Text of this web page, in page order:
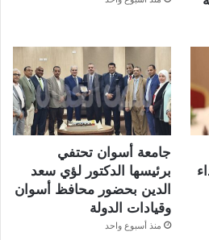
جامعة أسوان تحتفي
برئيسها الدكتور لؤي سعد
الدين بحضور محافظ أسوان
وقيادات الدولة
منذ أسبوع واحد